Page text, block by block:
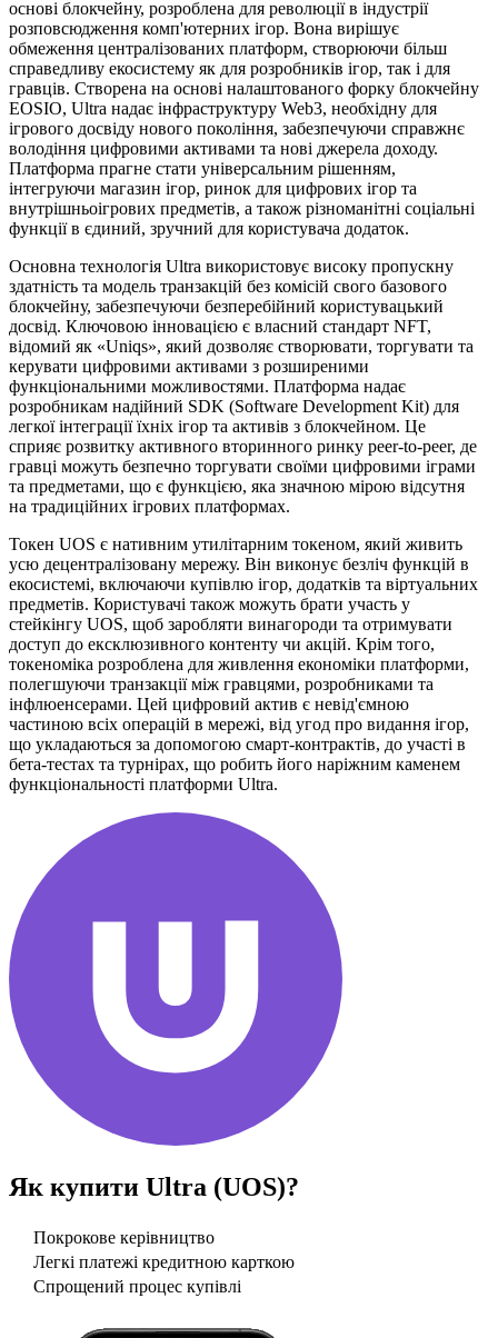
основі блокчейну, розроблена для революції в індустрії
розповсюдження комп'ютерних ігор. Вона вирішує
обмеження централізованих платформ, створюючи більш
справедливу екосистему як для розробників ігор, так і для
гравців. Створена на основі налаштованого форку блокчейну
EOSIO, Ultra надає інфраструктуру Web3, необхідну для
ігрового досвіду нового покоління, забезпечуючи справжнє
володіння цифровими активами та нові джерела доходу.
Платформа прагне стати універсальним рішенням,
інтегруючи магазин ігор, ринок для цифрових ігор та
внутрішньоігрових предметів, а також різноманітні соціальні
функції в єдиний, зручний для користувача додаток.
Основна технологія Ultra використовує високу пропускну
здатність та модель транзакцій без комісій свого базового
блокчейну, забезпечуючи безперебійний користувацький
досвід. Ключовою інновацією є власний стандарт NFT,
відомий як «Uniqs», який дозволяє створювати, торгувати та
керувати цифровими активами з розширеними
функціональними можливостями. Платформа надає
розробникам надійний SDK (Software Development Kit) для
легкої інтеграції їхніх ігор та активів з блокчейном. Це
сприяє розвитку активного вторинного ринку peer-to-peer, де
гравці можуть безпечно торгувати своїми цифровими іграми
та предметами, що є функцією, яка значною мірою відсутня
на традиційних ігрових платформах.
Токен UOS є нативним утилітарним токеном, який живить
усю децентралізовану мережу. Він виконує безліч функцій в
екосистемі, включаючи купівлю ігор, додатків та віртуальних
предметів. Користувачі також можуть брати участь у
стейкінгу UOS, щоб заробляти винагороди та отримувати
доступ до ексклюзивного контенту чи акцій. Крім того,
токеноміка розроблена для живлення економіки платформи,
полегшуючи транзакції між гравцями, розробниками та
інфлюенсерами. Цей цифровий актив є невід'ємною
частиною всіх операцій в мережі, від угод про видання ігор,
що укладаються за допомогою смарт-контрактів, до участі в
бета-тестах та турнірах, що робить його наріжним каменем
функціональності платформи Ultra.
Як купити Ultra (UOS)?
Покрокове керівництво
Легкі платежі кредитною карткою
Спрощений процес купівлі